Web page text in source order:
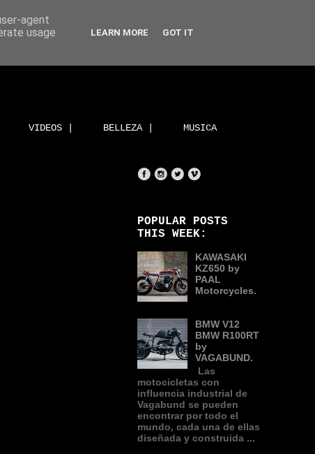
VIDEOS | BELLEZA | MUSICA
POPULAR POSTS
THIS WEEK:
KAWASAKI
KZ650 by
PAAL
Motorcycles.
BMW V12
BMW R100RT
by
VAGABUND.
Las
motocicletas con
influencia industrial de
Vagabund se pueden
encontrar por todo el
mundo, cada una de ellas
diseñada y construida ...
agent
usage
LEARN MORE GOT IT